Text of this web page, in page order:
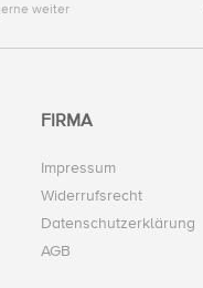
weiter
FIRMA
Impressum
Widerrufsrecht
Datenschutzerklärung
AGB